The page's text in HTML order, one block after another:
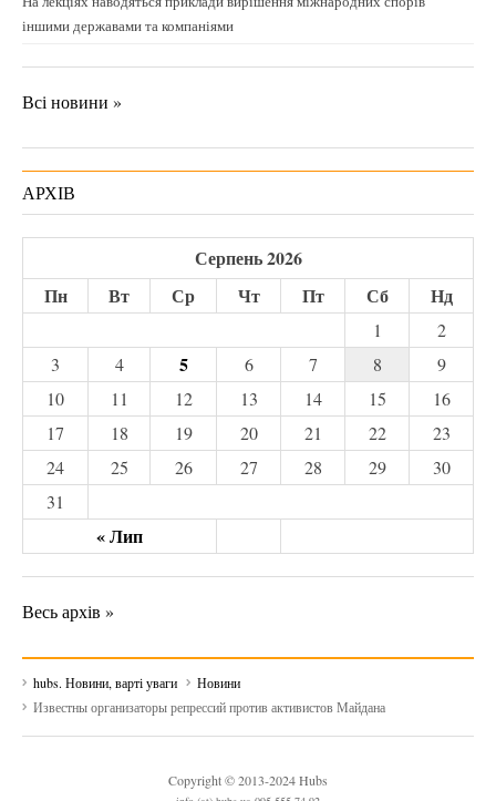
іншими державами та компаніями
Всі новини »
АРХІВ
Серпень 2026
Пн
Вт Ср Чт Пт Сб Нд
« Лип
1
2
3
4 5 6 7 8
9
10
11 12 13 14 15
16
17
18 19 20 21 22
23
24
25 26 27 28 29
30
31
Весь архів »
hubs. Новини, варті уваги
Новини
Известны организаторы репрессий против активистов Майдана
Copyright © 2013-2024 Hubs